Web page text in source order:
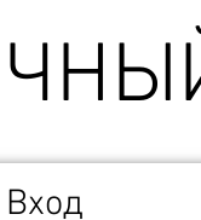
Вход